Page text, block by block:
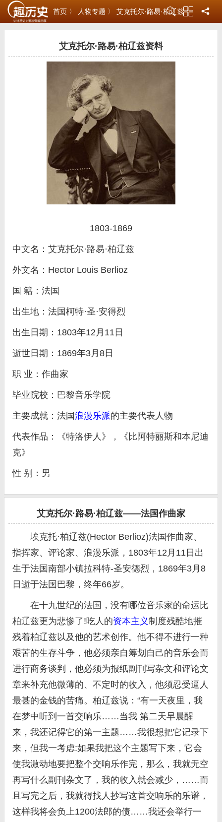
首页 〉 人物专题 〉 艾克托尔·路易·柏辽兹
艾克托尔·路易·柏辽兹资料
1803-1869
中文名：艾克托尔·路易·柏辽兹
外文名：Hector Louis Berlioz
国 籍：法国
出生地：法国柯特·圣·安得烈
出生日期：1803年12月11日
逝世日期：1869年3月8日
职 业：作曲家
毕业院校：巴黎音乐学院
主要成就：法国浪漫乐派的主要代表人物
代表作品：《特洛伊人》，《比阿特丽斯和本尼迪
克》
性 别：男
艾克托尔·路易·柏辽兹——法国作曲家
埃克托·柏辽兹(Hector Berlioz)法国作曲家、
指挥家、评论家、浪漫乐派，1803年12月11日出
生于法国南部小镇拉科特-圣安德烈，1869年3月8
日逝于法国巴黎，终年66岁。
在十九世纪的法国，没有哪位音乐家的命运比
柏辽兹更为悲惨了!吃人的资本主义制度残酷地摧
残着柏辽兹以及他的艺术创作。他不得不进行一种
艰苦的生存斗争，他必须亲自筹划自己的音乐会而
进行商务谈判，他必须为报纸副刊写杂文和评论文
章来补充他微薄的、不定时的收入，他须忍受逼人
最甚的金钱的苦痛。柏辽兹说：“有一天夜里，我
在梦中听到一首交响乐……当我 第二天早晨醒
来，我还记得它的第一主题……我很想把它记录下
来，但我一考虑:如果我把这个主题写下来，它会
使我激动地要把整个交响乐作完，那么，我就无空
再写什么副刊杂文了，我的收入就会减少，……而
且写完之后，我就得找人抄写这首交响乐的乐谱，
这样我将会负上1200法郎的债……我还会举行一